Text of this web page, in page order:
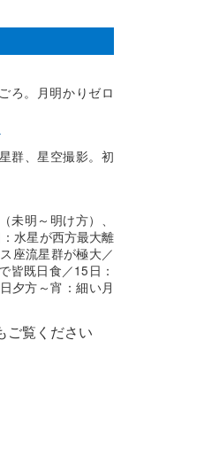
ろ。月明かりゼロ
群、星空撮影。初
未明～明け方）、
水星が西方最大離
座流星群が極大／
皆既日食／15日：
夕方～宵：細い月
ご覧ください